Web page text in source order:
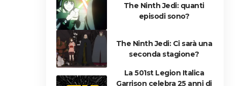
The Ninth Jedi: quanti
episodi sono?
The Ninth Jedi: Ci sarà una
seconda stagione?
La 501st Legion Italica
Garrison celebra 25 anni di